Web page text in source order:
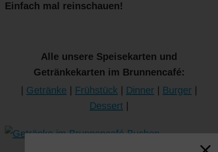
Einfach mal reinschauen!
Alle unsere Speisekarten und
Getränkekarten im Brunnencafé:
Getränke Frühstück Dinner Burger
Dessert